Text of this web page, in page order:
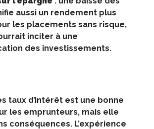
aussi un rendement plus
les placements sans risque,
inciter à une
des investissements.
taux d’intérêt est une bonne
les emprunteurs, mais elle
conséquences. L’expérience